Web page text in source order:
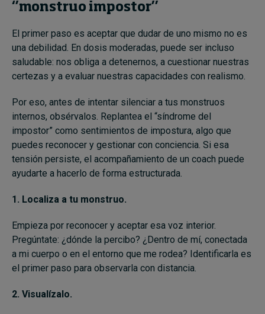
‘’monstruo impostor’’
El primer paso es aceptar que dudar de uno mismo no es
una debilidad. En dosis moderadas, puede ser incluso
saludable: nos obliga a detenernos, a cuestionar nuestras
certezas y a evaluar nuestras capacidades con realismo.
Por eso, antes de intentar silenciar a tus monstruos
internos, obsérvalos. Replantea el “síndrome del
impostor” como sentimientos de impostura, algo que
puedes reconocer y gestionar con conciencia. Si esa
tensión persiste, el acompañamiento de un coach puede
ayudarte a hacerlo de forma estructurada.
1. Localiza a tu monstruo.
Empieza por reconocer y aceptar esa voz interior.
Pregúntate: ¿dónde la percibo? ¿Dentro de mí, conectada
a mi cuerpo o en el entorno que me rodea? Identificarla es
el primer paso para observarla con distancia.
2. Visualízalo.